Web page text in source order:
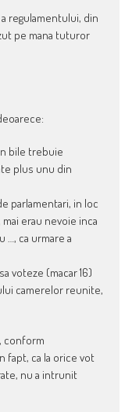
regulamentului, din
pe mana tuturor
bile trebuie
plus unu din
parlamentari, in loc
erau nevoie inca
…, ca urmare a
voteze (macar 16)
camerelor reunite,
conform
fapt, ca la orice vot
nu a intrunit